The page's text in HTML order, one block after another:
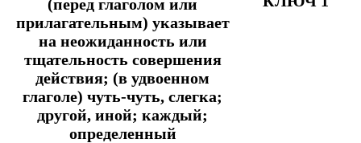
(перед глаголом или
прилагательным) указывает
на неожиданность или
тщательность совершения
действия; (в удвоенном
глаголе) чуть-чуть, слегка;
другой, иной; каждый;
определенный